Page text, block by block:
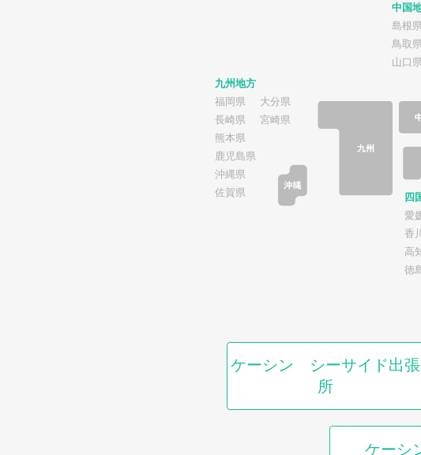
中国
島根県
鳥取県
山口県
四
愛
香
高
徳
九州地方
福岡県
長崎県
熊本県
鹿児島県
沖縄県
佐賀県
大分県
宮崎県
ケーシン シーサイド出張
所
ケーシ